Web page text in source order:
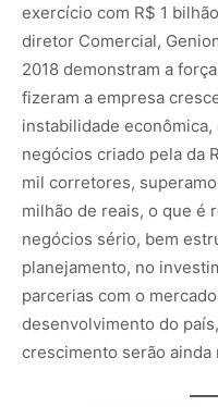
exercício com R$ 1
diretor Comercial,
2018 demonstram a
fizeram a empresa
instabilidade
negócios criado pela da
mil corretores,
milhão de reais, o que é
negócios sério, bem
planejamento, no
parcerias com o
desenvolvimento do
crescimento serão ainda